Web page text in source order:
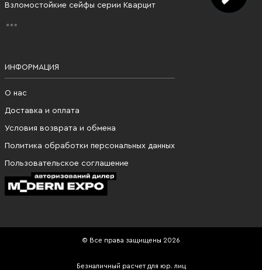
Взломостойкие сейфы серии Кварцит
ИНФОРМАЦИЯ
О нас
Доставка и оплата
Условия возврата и обмена
Политика обработки персональных данных
Пользовательское соглашение
© Все права защищены 2026
Безналичный расчет для юр. лиц